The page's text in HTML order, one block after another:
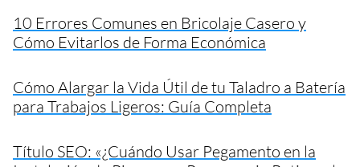
10 Errores Comunes en Bricolaje Casero y
Cómo Evitarlos de Forma Económica
Cómo Alargar la Vida Útil de tu Taladro a Batería
para Trabajos Ligeros: Guía Completa
Título SEO: «¿Cuándo Usar Pegamento en la